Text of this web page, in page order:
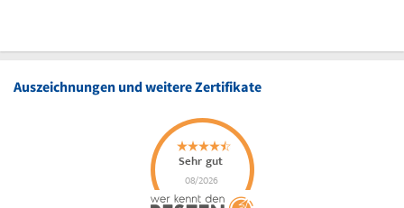
Auszeichnungen und weitere Zertifikate